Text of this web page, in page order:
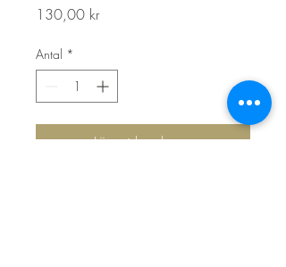
130,00 krPris
Antal *
Lägg i kundvagn